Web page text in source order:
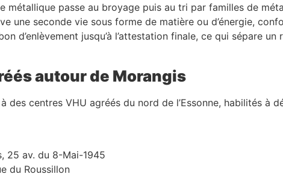
métallique passe au broyage puis au tri par familles de
une seconde vie sous forme de matière ou d’énergie,
d’enlèvement jusqu’à l’attestation finale, ce qui sépare
autour de Morangis
des centres VHU agréés du nord de l’Essonne, habilités à
25 av. du 8-Mai-1945
du Roussillon